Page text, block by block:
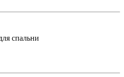
спальни